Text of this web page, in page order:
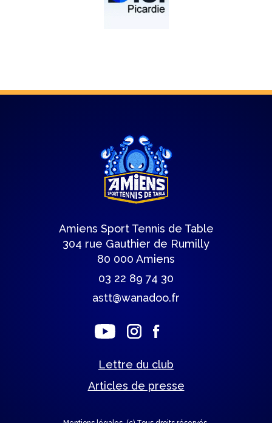
Amiens Sport Tennis de Table
304 rue Gauthier de Rumilly
80 000 Amiens
03 22 89 74 30
astt@wanadoo.fr
Lettre du club
Articles de presse